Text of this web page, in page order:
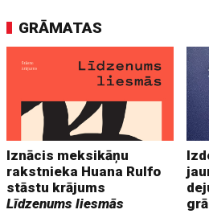
GRĀMATAS
Iznācis meksikāņu
rakstnieka Huana Rulfo
stāstu krājums
Līdzenums liesmās